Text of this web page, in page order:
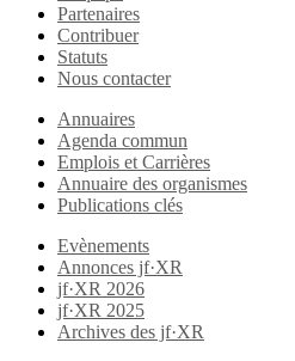
Partenaires
Contribuer
Statuts
Nous contacter
Annuaires
Agenda commun
Emplois et Carrières
Annuaire des organismes
Publications clés
Evènements
Annonces jf·XR
jf·XR 2026
jf·XR 2025
Archives des jf·XR